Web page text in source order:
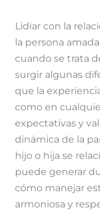
e
r
m
t
A
p
Lidiar con la
la persona
cuando se trata
surgir algunas
que la
como en
expectativas y
dinámica de la
hijo o hija se
puede generar
cómo manejar
armoniosa y